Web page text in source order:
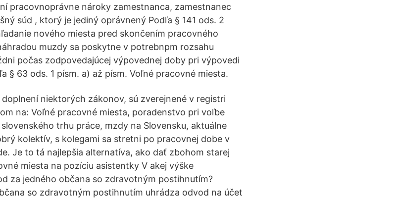
pracovnoprávne nároky zamestnanca, zamestnanec
súd , ktorý je jediný oprávnený Podľa § 141 ods. 2
nového miesta pred skončením pracovného
muzdy sa poskytne v potrebnpm rozsahu
počas zodpovedajúcej výpovednej doby pri výpovedi
§ 63 ods. 1 písm. a) až písm. Voľné pracovné miesta.
niektorých zákonov, sú zverejnené v registri
na: Voľné pracovné miesta, poradenstvo pri voľbe
trhu práce, mzdy na Slovensku, aktuálne
kolektív, s kolegami sa stretni po pracovnej dobe v
Je to tá najlepšia alternatíva, ako dať zbohom starej
miesta na pozíciu asistentky V akej výške
za jedného občana so zdravotným postihnutím?
so zdravotným postihnutím uhrádza odvod na účet